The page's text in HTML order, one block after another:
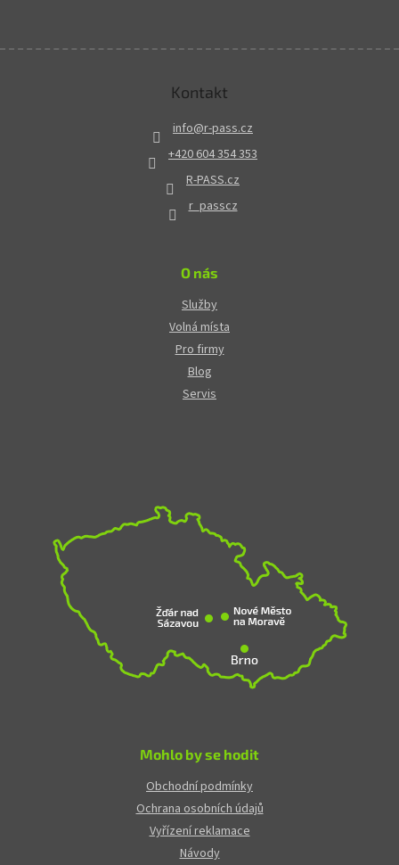
Kontakt
info@r-pass.cz
+420 604 354 353
R-PASS.cz
r_passcz
O nás
Služby
Volná místa
Pro firmy
Blog
Servis
Mohlo by se hodit
Obchodní podmínky
Ochrana osobních údajů
Vyřízení reklamace
Návody